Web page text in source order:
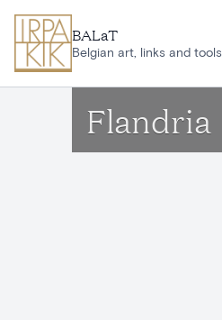
BALaT
Belgian art, links and tools
Flandria